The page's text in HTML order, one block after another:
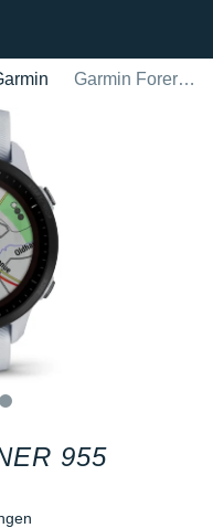
Garmin Forerunner 955 Solar
955